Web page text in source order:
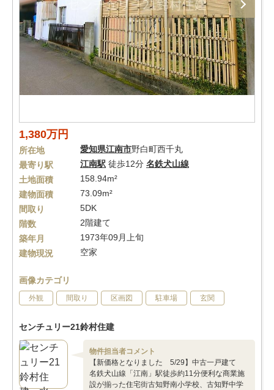
1,380万円
所在地 愛知県江南市野白町西千丸
最寄り駅
江南駅 徒歩12分 名鉄犬山線
土地面積
158.94m²
建物面積
73.09m²
間取り
5DK
階数
2階建て
築年月
1973年09月上旬
建物現況
空家
画像カテゴリ
外観 間取り 区画図 駐車場 玄関
センチュリー21鈴村住建
物件担当者コメント
【新価格となりました 5/29】中古一戸建て
名鉄犬山線「江南」駅徒歩約11分便利な商業施
設が揃った住宅街古知野南小学校、古知野中学